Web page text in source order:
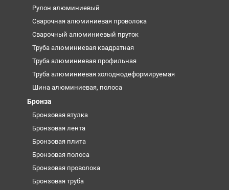
Рулон алюминиевый
Сварочная алюминиевая проволока
Сварочный алюминиевый пруток
Труба алюминиевая квадратная
Труба алюминиевая профильная
Труба алюминиевая холоднодеформируемая
Шина алюминиевая, полоса
Бронза
Бронзовая втулка
Бронзовая лента
Бронзовая плита
Бронзовая полоса
Бронзовая проволока
Бронзовая труба